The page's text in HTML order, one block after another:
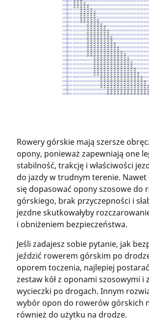
Rowery górskie mają szersze
opony, ponieważ zapewniają one
stabilność, trakcję i właściwości
do jazdy w trudnym terenie. Nawet
się dopasować opony szosowe do
górskiego, brak przyczepności i
jezdne skutkowałyby
i obniżeniem bezpieczeństwa.
Jeśli zadajesz sobie pytanie, jak
jeździć rowerem górskim po
oporem toczenia, najlepiej
zestaw kół z oponami szosowymi i
wycieczki po drogach. Innym
wybór opon do rowerów górskich
również do użytku na drodze.